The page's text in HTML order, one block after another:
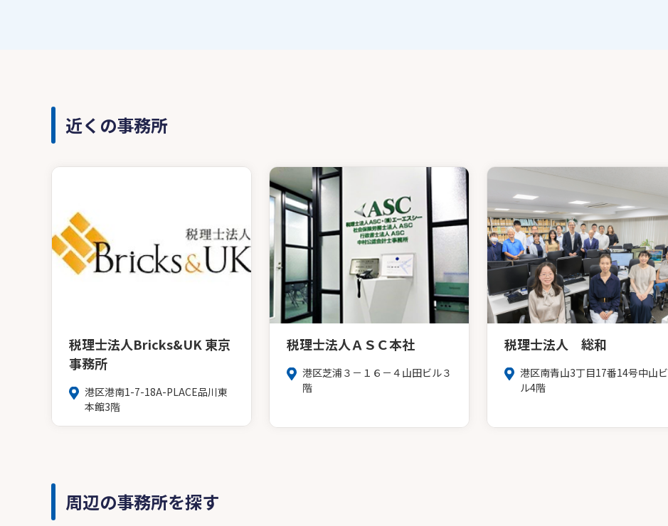
近くの事務所
税理士法人Bricks&UK 東京
事務所
港区港南1-7-18A-PLACE品川東
本館3階
税理士法人ＡＳＣ本社
港区芝浦３－１６－４山田ビル３
階
税理士法人 総和
港区南青山3丁目17番14号中山ビ
ル4階
周辺の事務所を探す